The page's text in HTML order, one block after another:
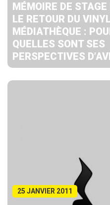
MÉMOIRE DE STAGE
LE RETOUR DU
MÉDIATHÈQUE :
QUELLES SONT SES
PERSPECTIVES
25 JANVIER 2011